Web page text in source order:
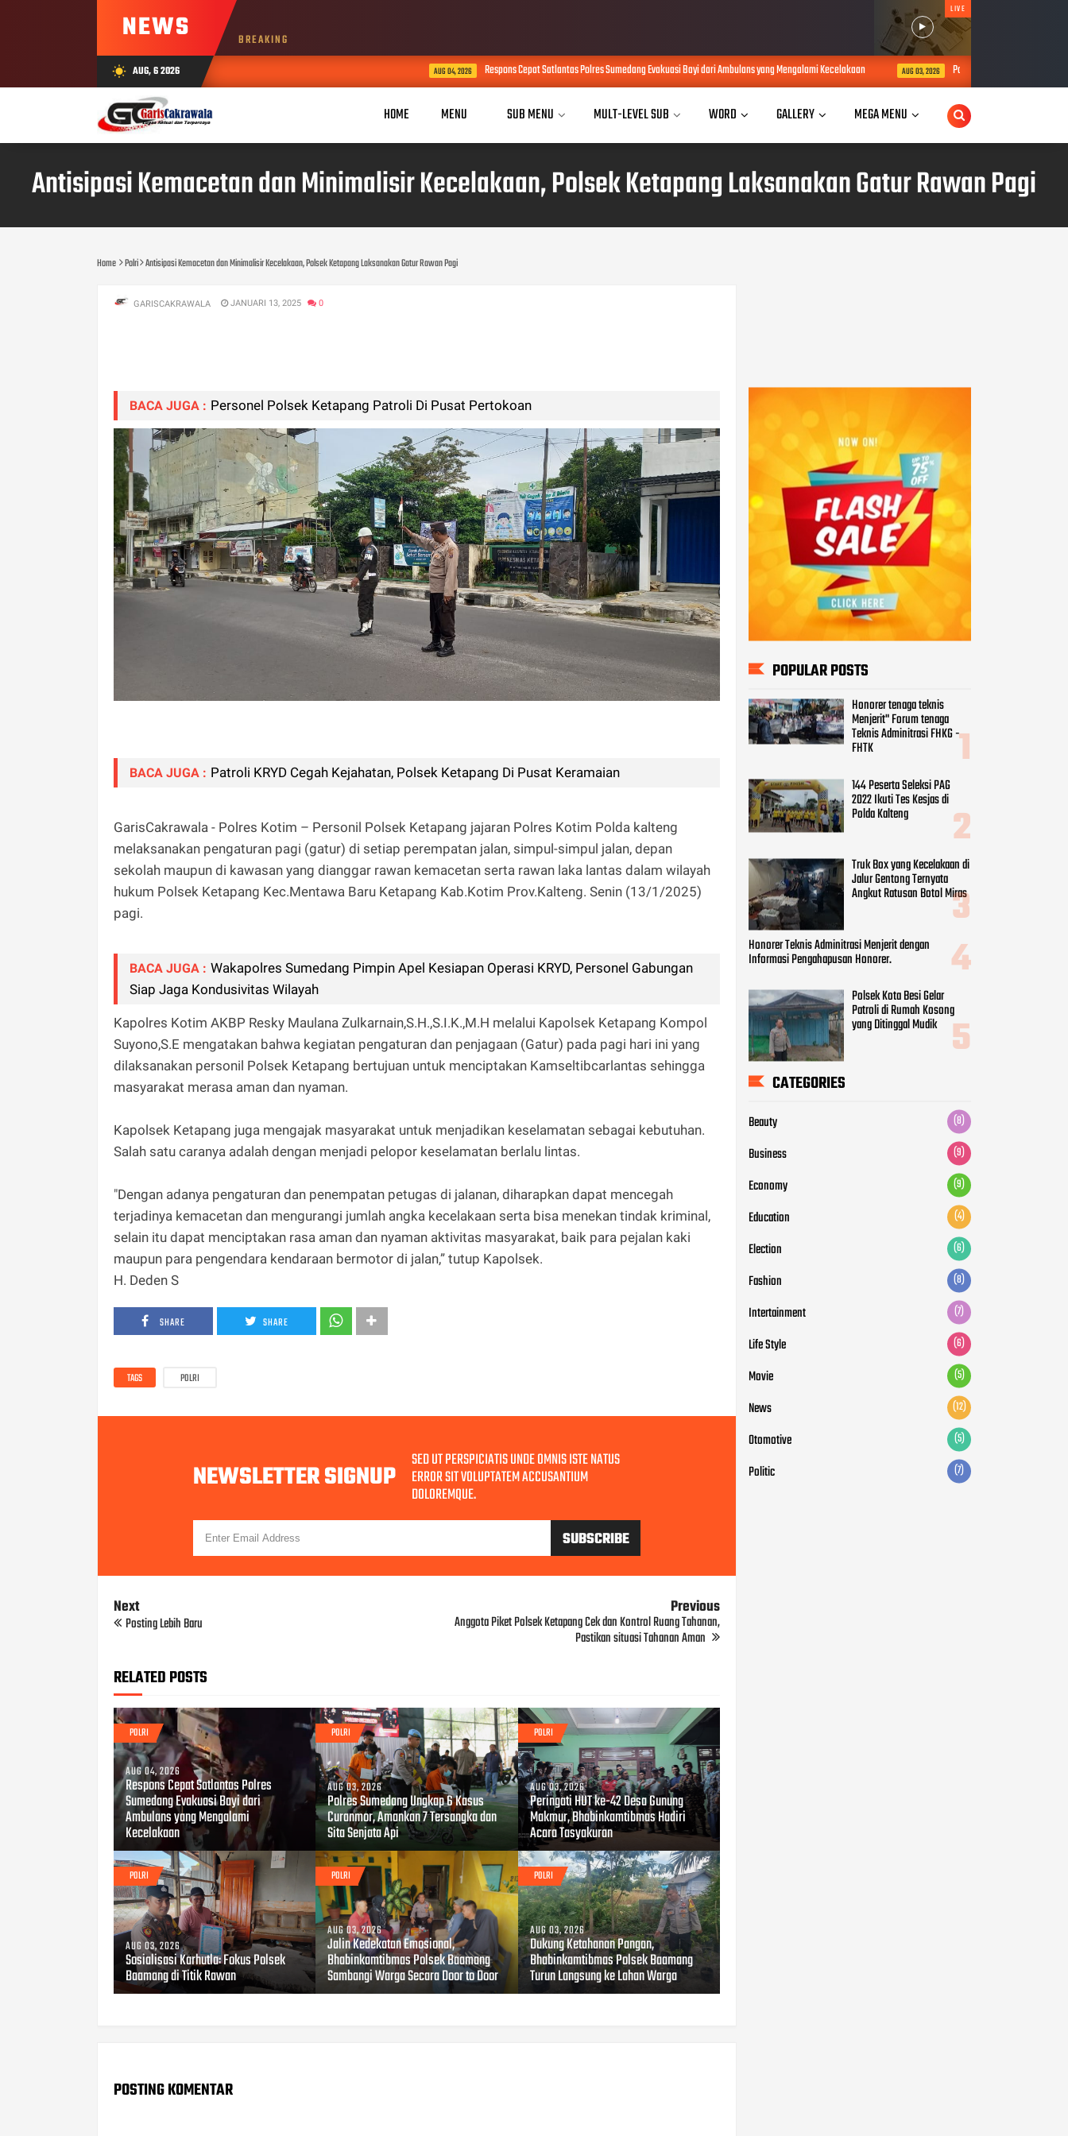
NEWS BREAKING
LIVE
wb_sunny AUG, 6 2026 Respons Cepat Satlantas Polres Sumedang Evakuasi Bayi dari Ambulans yang Mengalami Kecelakaan AUG 03, 2026 Polres Sumedang Ungkap 6 Kasus
HOME MENU SUB MENU MULT-LEVEL SUB WORD GALLERY MEGA MENU
Antisipasi Kemacetan dan Minimalisir Kecelakaan, Polsek Ketapang Laksanakan Gatur Rawan Pagi
Home Polri Antisipasi Kemacetan dan Minimalisir Kecelakaan, Polsek Ketapang Laksanakan Gatur Rawan Pagi
GARISCAKRAWALA JANUARI 13, 2025 0
BACA JUGA : ‎Personel Polsek Ketapang Patroli Di Pusat Pertokoan‎
BACA JUGA : ‎Patroli KRYD Cegah Kejahatan, Polsek Ketapang Di Pusat Keramaian
GarisCakrawala - Polres Kotim – Personil Polsek Ketapang jajaran Polres Kotim Polda kalteng
melaksanakan pengaturan pagi (gatur) di setiap perempatan jalan, simpul-simpul jalan, depan
sekolah maupun di kawasan yang dianggar rawan kemacetan serta rawan laka lantas dalam wilayah
hukum Polsek Ketapang Kec.Mentawa Baru Ketapang Kab.Kotim Prov.Kalteng. Senin (13/1/2025)
pagi.
BACA JUGA : Wakapolres Sumedang Pimpin Apel Kesiapan Operasi KRYD, Personel Gabungan
Siap Jaga Kondusivitas Wilayah
Kapolres Kotim AKBP Resky Maulana Zulkarnain,S.H.,S.I.K.,M.H melalui Kapolsek Ketapang Kompol
Suyono,S.E mengatakan bahwa kegiatan pengaturan dan penjagaan (Gatur) pada pagi hari ini yang
dilaksanakan personil Polsek Ketapang bertujuan untuk menciptakan Kamseltibcarlantas sehingga
masyarakat merasa aman dan nyaman.
Kapolsek Ketapang juga mengajak masyarakat untuk menjadikan keselamatan sebagai kebutuhan.
Salah satu caranya adalah dengan menjadi pelopor keselamatan berlalu lintas.
"Dengan adanya pengaturan dan penempatan petugas di jalanan, diharapkan dapat mencegah
terjadinya kemacetan dan mengurangi jumlah angka kecelakaan serta bisa menekan tindak kriminal,
selain itu dapat menciptakan rasa aman dan nyaman aktivitas masyarakat, baik para pejalan kaki
maupun para pengendara kendaraan bermotor di jalan,” tutup Kapolsek.
H. Deden S
SHARE SHARE
TAGS POLRI
NEWSLETTER SIGNUP SED UT PERSPICIATIS UNDE OMNIS ISTE NATUS
ERROR SIT VOLUPTATEM ACCUSANTIUM
DOLOREMQUE.
Next
Posting Lebih Baru
Previous
Anggota Piket Polsek Ketapang Cek dan Kontrol Ruang Tahanan,
Pastikan situasi Tahanan Aman
RELATED POSTS
POLRI
AUG 04, 2026
Respons Cepat Satlantas Polres
Sumedang Evakuasi Bayi dari
Ambulans yang Mengalami
Kecelakaan
POLRI
AUG 03, 2026
Polres Sumedang Ungkap 6 Kasus
Curanmor, Amankan 7 Tersangka dan
Sita Senjata Api
POLRI
AUG 03, 2026
Peringati HUT ke-42 Desa Gunung
Makmur, Bhabinkamtibmas Hadiri
Acara Tasyakuran
POLRI
AUG 03, 2026
Sosialisasi Karhutla: Fokus Polsek
Baamang di Titik Rawan
POLRI
AUG 03, 2026
Jalin Kedekatan Emosional,
Bhabinkamtibmas Polsek Baamang
Sambangi Warga Secara Door to Door
POLRI
AUG 03, 2026
Dukung Ketahanan Pangan,
Bhabinkamtibmas Polsek Baamang
Turun Langsung ke Lahan Warga
POSTING KOMENTAR
POPULAR POSTS
Honorer tenaga teknis
Menjerit" Forum tenaga
Teknis Adminitrasi FHKG -
FHTK
144 Peserta Seleksi PAG
2022 Ikuti Tes Kesjas di
Polda Kalteng
Truk Box yang Kecelakaan di
Jalur Gentong Ternyata
Angkut Ratusan Botol Miras
Honorer Teknis Adminitrasi Menjerit dengan
Informasi Pengahapusan Honorer.
Polsek Kota Besi Gelar
Patroli di Rumah Kosong
yang Ditinggal Mudik
CATEGORIES
Beauty (8)
Business (9)
Economy (9)
Education (4)
Election (6)
Fashion (8)
Intertainment (7)
Life Style (6)
Movie (5)
News (12)
Otomotive (5)
Politic (7)